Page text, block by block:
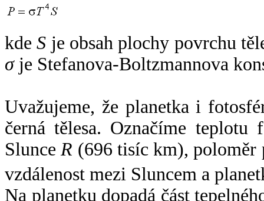
kdeS je obsah plochy povrchu
σje Stefanova-Boltzmannova
Uvažujeme, že planetka i
černá tělesa. Označíme
SlunceR (696 tisíc km),
vzdálenost mezi Sluncem a
Na planetku dopadá část